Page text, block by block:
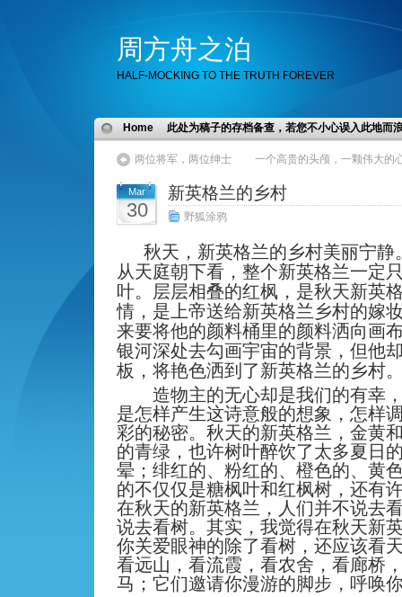
周方舟之泊
HALF-MOCKING TO THE TRUTH FOREVER
Home 此处为稿子的存档备查，若您不小心误入此地而
两位将军，两位绅士 一个高贵的头颅，一颗伟大的
Mar
30
新英格兰的乡村
野狐涂鸦
秋天，新英格兰的乡村美丽宁静
从天庭朝下看，整个新英格兰一定
叶。层层相叠的红枫，是秋天新英
情，是上帝送给新英格兰乡村的嫁
来要将他的颜料桶里的颜料洒向画
银河深处去勾画宇宙的背景，但他
板，将艳色洒到了新英格兰的乡村
造物主的无心却是我们的有幸，
是怎样产生这诗意般的想象，怎样
彩的秘密。秋天的新英格兰，金黄
的青绿，也许树叶醉饮了太多夏日
晕；绯红的、粉红的、橙色的、黄
的不仅仅是糖枫叶和红枫树，还有
在秋天的新英格兰，人们并不说去
说去看树。其实，我觉得在秋天新
你关爱眼神的除了看树，还应该看
看远山，看流霞，看农舍，看廊桥
马；它们邀请你漫游的脚步，呼唤